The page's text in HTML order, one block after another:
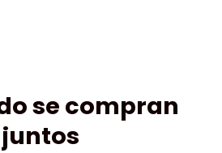
se compran
juntos